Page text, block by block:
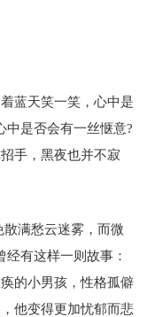
蓝天笑一笑，心中是
中是否会有一丝惬意?
手，黑夜也并不寂
满愁云迷雾，而微
有这样一则故事：
的小男孩，性格孤僻
他变得更加忧郁而悲